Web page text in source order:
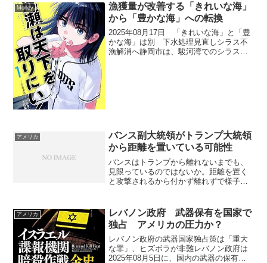
Money
漁獲量が改善する「きれいな海」
から「豊かな海」への転換
2025年08月17日 「きれいな海」と「豊
かな海」は別 下水処理見直しシラス不
漁解消へ静岡市は、駿河湾でのシラス不
アメリカ
バンス副大統領がトランプ大統領
から距離を置いている可能性
バンスはトランプから離れないまでも、
見限っているのではないか。距離を置く
と攻撃されるから付かず離れずで様子を
ンス副大統領がトランプ大統領から距離
を置いている可能性は、確...
アメリカ
レバノン政府 武器保有を国家で
独占 アメリカの圧力か？
レバノン政府の武器国家独占策は「重大
な罪」、ヒズボラが非難レバノン政府は
2025年08月5日に、国内の武器の保有を